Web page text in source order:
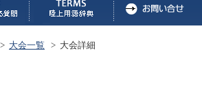
大会一覧 > 大会詳細